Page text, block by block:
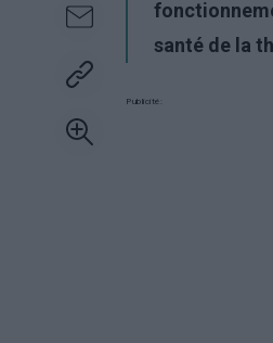
santé de la
Publicité: